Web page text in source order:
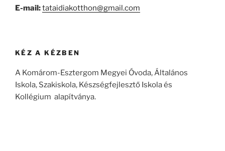
E-mail:tataidiakotthon@gmail.com
KÉZ A KÉZBEN
A Komárom-Esztergom Megyei Óvoda, Általános
Iskola, Szakiskola, Készségfejlesztő Iskola és
Kollégium alapítványa.